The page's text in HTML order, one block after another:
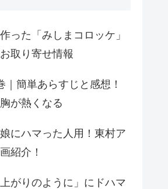
った「みしまコロッケ」
取り寄せ情報
｜簡単あらすじと感想！
が熱くなる
にハマった人用！東村ア
紹介！
がりのように」にドハマ